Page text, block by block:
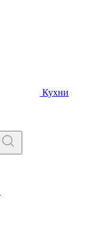
Кухни